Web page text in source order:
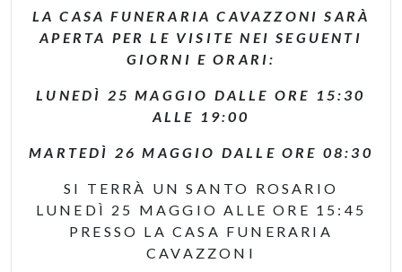
LA CASA FUNERARIA CAVAZZONI SARÀ
APERTA PER LE VISITE NEI SEGUENTI
GIORNI E ORARI:
LUNEDÌ 25 MAGGIO DALLE ORE 15:30
ALLE 19:00
MARTEDÌ 26 MAGGIO DALLE ORE 08:30
SI TERRÀ UN SANTO ROSARIO
LUNEDÌ 25 MAGGIO ALLE ORE 15:45
PRESSO LA CASA FUNERARIA
CAVAZZONI